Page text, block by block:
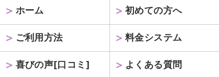
ホーム 初めての方へ
ご利用方法 料金システム
喜びの声[口コミ] よくある質問